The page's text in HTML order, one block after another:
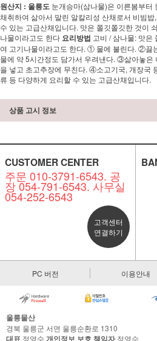
원산지 : 울릉도 눈개승마(삼나물)은 이른봄부터
채취하여 삶아서 말린 알칼리성 산채로서 비빔
수 있는 고급산채입니다. 맛은 쫄깃쫄깃한 것이
나물이라고도 한다 요리방법 고비 / 삼나물: 맛은
여 고기나물이라고도 한다. ① 물에 불린다. ②끓
물에 약 5시간정도 담가서 우려낸다. ③삶아놓은
을 넣고 초고추장에 무친다. ④소고기국, 개장국
류 등 다양하게 요리할 수 있는 고급산채입니다.
상품 고시 정보
CUSTOMER CENTER
주문 010-3791-6543. 공
장 054-791-6543. 사무실
054-252-6543
고객센터
연결하기
PC 버전 이용안내
울릉물산
경북 울릉군 서면 울릉순환로 1310
대표 정영수 개인정보 보호 책임자정영수